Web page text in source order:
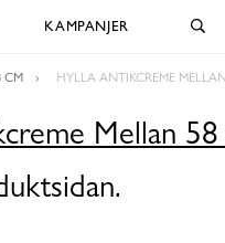
KAMPANJER
CM HYLLA ANTIKCREME
Mellan